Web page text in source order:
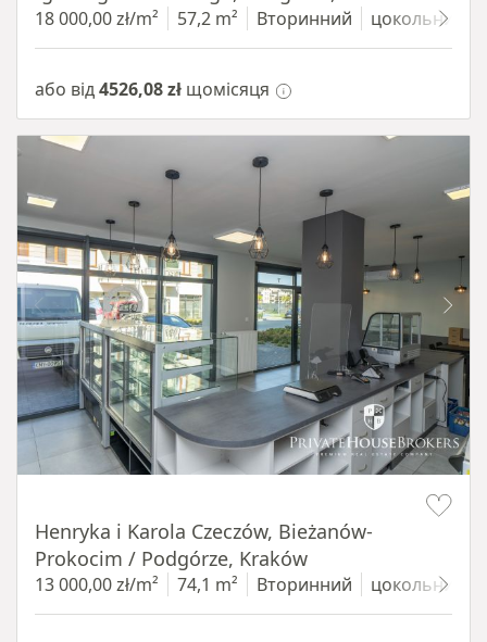
18 000,00 zł/m² 57,2 m² Вторинний цокольний
або від4526,08 zł щомісяця
Henryka i Karola Czeczów, Bieżanów-
Prokocim / Podgórze, Kraków
13 000,00 zł/m² 74,1 m² Вторинний цокольний